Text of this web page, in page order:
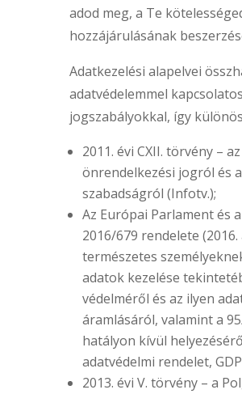
adod meg, a Te
hozzájárulásának
Adatkezelési alapelvei
adatvédelemmel
jogszabályokkal, így
2011. évi CXII. törvény –
önrendelkezési jogról és
szabadságról (Infotv.);
Az Európai Parlament és
2016/679 rendelete
természetes
adatok kezelése
védelméről és az ilyen
áramlásáról, valamint a
hatályon kívül
adatvédelmi rendelet,
2013. évi V. törvény – a